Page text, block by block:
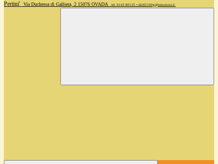
Pertini'
Via Duchessa di Galliera, 2 15076 OVADA tel. 0143 80135 • alic82100g@istruzione.it